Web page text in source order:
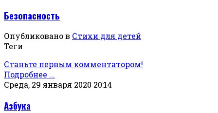
Безопасность
Опубликовано в Стихи для детей
Теги
Станьте первым комментатором!
Подробнее ...
Среда, 29 января 2020 20:14
Азбука